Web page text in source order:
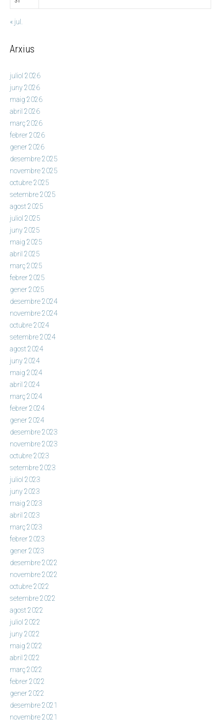
« jul.
Arxius
juliol 2026
juny 2026
maig 2026
abril 2026
març 2026
febrer 2026
gener 2026
desembre 2025
novembre 2025
octubre 2025
setembre 2025
agost 2025
juliol 2025
juny 2025
maig 2025
abril 2025
març 2025
febrer 2025
gener 2025
desembre 2024
novembre 2024
octubre 2024
setembre 2024
agost 2024
juny 2024
maig 2024
abril 2024
març 2024
febrer 2024
gener 2024
desembre 2023
novembre 2023
octubre 2023
setembre 2023
juliol 2023
juny 2023
maig 2023
abril 2023
març 2023
febrer 2023
gener 2023
desembre 2022
novembre 2022
octubre 2022
setembre 2022
agost 2022
juliol 2022
juny 2022
maig 2022
abril 2022
març 2022
febrer 2022
gener 2022
desembre 2021
novembre 2021